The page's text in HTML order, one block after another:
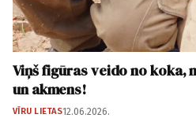
Viņš figūras veido no koka,
un akmens!
VĪRU LIETAS12.06.2026.